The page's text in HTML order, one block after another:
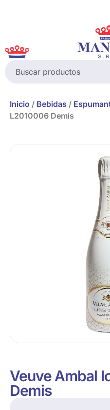
Inicio / Bebidas /
L2010006 Demis
Veuve Ambal
Demis